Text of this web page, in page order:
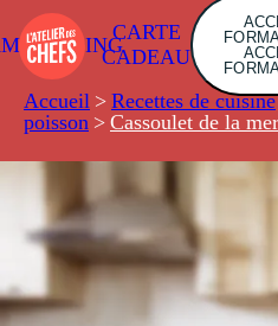
CARTE
CADEAU
Accueil > Recettes de cuisine
poisson > Cassoulet de la mer